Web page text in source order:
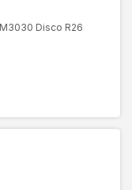
Disco R26